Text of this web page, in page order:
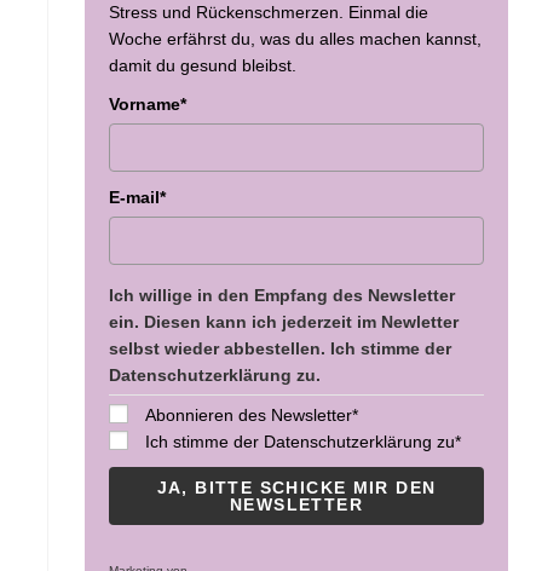
Stress und Rückenschmerzen. Einmal die
Woche erfährst du, was du alles machen kannst,
damit du gesund bleibst.
Vorname*
E-mail*
Ich willige in den Empfang des Newsletter
ein. Diesen kann ich jederzeit im Newletter
selbst wieder abbestellen. Ich stimme der
Datenschutzerklärung zu.
Abonnieren des Newsletter*
Ich stimme der Datenschutzerklärung zu*
JA, BITTE SCHICKE MIR DEN
NEWSLETTER